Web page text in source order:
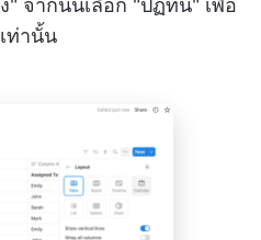
" จากนั้นเลือก "ปฏิทิน" เพื่อ
ท่านั้น